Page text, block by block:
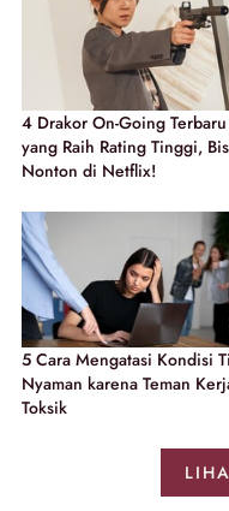
4 Drakor On-Going Terbaru
yang Raih Rating Tinggi,
Nonton di Netflix!
5 Cara Mengatasi Kondisi
Nyaman karena Teman
Toksik